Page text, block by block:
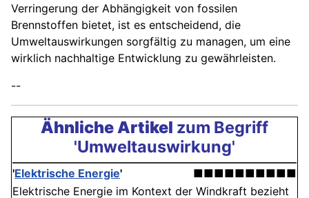
Verringerung der Abhängigkeit von fossilen
Brennstoffen bietet, ist es entscheidend, die
Umweltauswirkungen sorgfältig zu managen, um eine
wirklich nachhaltige Entwicklung zu gewährleisten.
--
Ähnliche Artikel zum Begriff
'Umweltauswirkung'
'Elektrische Energie'
■■■■■■■■■■
Elektrische Energie im Kontext der Windkraft bezieht